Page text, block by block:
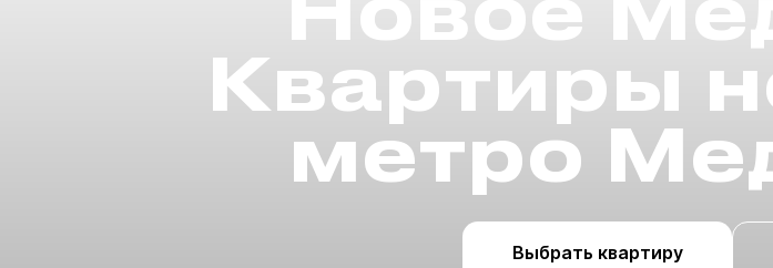
Новое
Квартиры
метро
Выбрать квартиру